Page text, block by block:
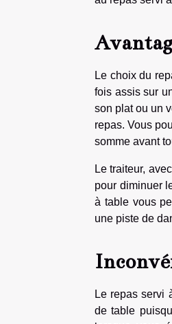
Le choix du
fois assis sur
son plat ou un
repas. Vous
somme avant
Le traiteur,
pour diminuer
à table vous
une piste de
Le repas servi
de table